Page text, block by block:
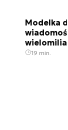
Modelka
19 min.